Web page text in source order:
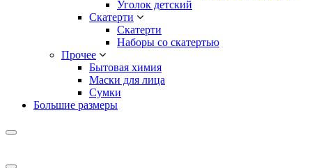
Уголок детский
Скатерти
Скатерти
Наборы со скатертью
Прочее
Бытовая химия
Маски для лица
Сумки
Большие размеры